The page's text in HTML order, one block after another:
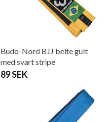
Budo-Nord BJJ belte gult
med svart stripe
89 SEK